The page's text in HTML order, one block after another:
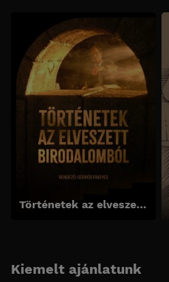
Történetek az elveszett birodalomból
Kiemelt ajánlatunk